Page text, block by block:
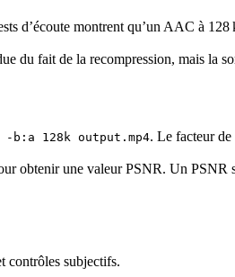
d’écoute montrent qu’un AAC à
du fait de la recompression, mais la
128k output.mp4. Le facteur
obtenir une valeur PSNR. Un PSNR
contrôles subjectifs.